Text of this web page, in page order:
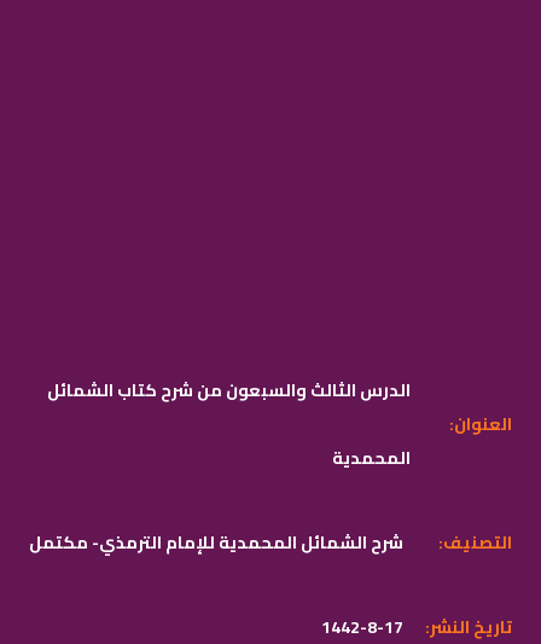
الدرس الثالث والسبعون من شرح كتاب الشمائل
المحمدية
:العنوان
شرح الشمائل المحمدية للإمام الترمذي- مكتمل :التصنيف
1442-8-17 :تاريخ النشر